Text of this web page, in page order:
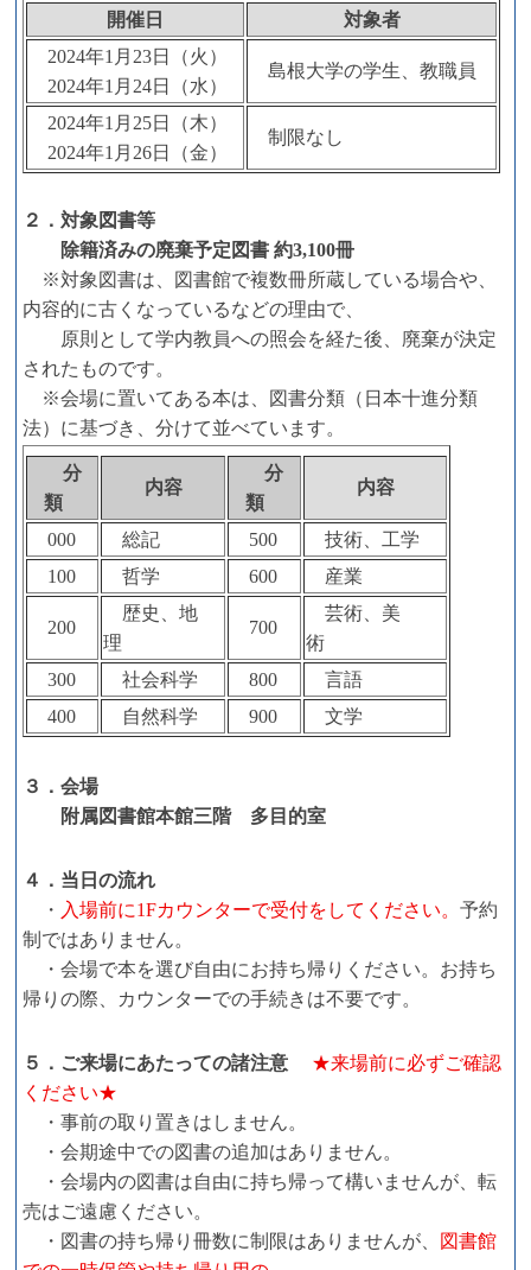
開催日
対象者
2024年1月23日（火）
2024年1月24日（水）
島根大学の学生、教職員
2024年1月25日（木）
2024年1月26日（金）
制限なし
２．対象図書等
除籍済みの廃棄予定図書 約3,100冊
※対象図書は、図書館で複数冊所蔵している場合や、
内容的に古くなっているなどの理由で、
原則として学内教員への照会を経た後、廃棄が決定
されたものです。
※会場に置いてある本は、図書分類（日本十進分類
法）に基づき、分けて並べています。
分
類
内容
分
類
内容
000 総記 500
技術、工学
100
哲学 600 産業
200
歴史、地
理
700
芸術、美
術
300
社会科学 800
言語
400
自然科学 900 文学
３．会場
附属図書館本館三階 多目的室
４．当日の流れ
・ 入場前に1Fカウンターで受付をしてください。 予約
制ではありません。
・会場で本を選び自由にお持ち帰りください。お持ち
帰りの際、カウンターでの手続きは不要です。
５．ご来場にあたっての諸注意
★来場前に必ずご確認
ください★
・事前の取り置きはしません。
・会期途中での図書の追加はありません。
・会場内の図書は自由に持ち帰って構いませんが、転
売はご遠慮ください。
・図書の持ち帰り冊数に制限はありませんが、
図書館